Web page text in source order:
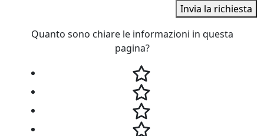
Invia la richiesta
Quanto sono chiare le informazioni in questa
pagina?